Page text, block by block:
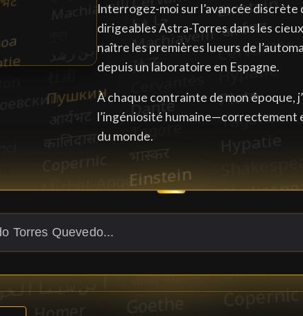
Interrogez-moi sur l’avancée
dirigeables Astra-Torres dans les
naître les premières lueurs de
depuis un laboratoire en Espagne.
À chaque contrainte de mon époque,
l’ingéniosité
du monde.